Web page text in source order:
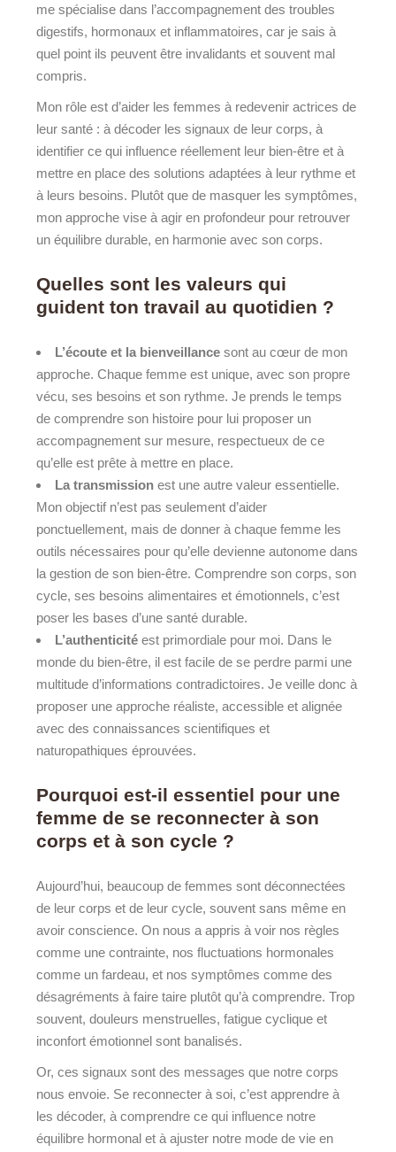
me spécialise dans l’accompagnement des troubles
digestifs, hormonaux et inflammatoires, car je sais à
quel point ils peuvent être invalidants et souvent mal
compris.
Mon rôle est d’aider les femmes à redevenir actrices de
leur santé : à décoder les signaux de leur corps, à
identifier ce qui influence réellement leur bien-être et à
mettre en place des solutions adaptées à leur rythme et
à leurs besoins. Plutôt que de masquer les symptômes,
mon approche vise à agir en profondeur pour retrouver
un équilibre durable, en harmonie avec son corps.
Quelles sont les valeurs qui
guident ton travail au quotidien ?
L’écoute et la bienveillance sont au cœur de mon
approche. Chaque femme est unique, avec son propre
vécu, ses besoins et son rythme. Je prends le temps
de comprendre son histoire pour lui proposer un
accompagnement sur mesure, respectueux de ce
qu’elle est prête à mettre en place.
La transmission est une autre valeur essentielle.
Mon objectif n’est pas seulement d’aider
ponctuellement, mais de donner à chaque femme les
outils nécessaires pour qu’elle devienne autonome dans
la gestion de son bien-être. Comprendre son corps, son
cycle, ses besoins alimentaires et émotionnels, c’est
poser les bases d’une santé durable.
L’authenticité est primordiale pour moi. Dans le
monde du bien-être, il est facile de se perdre parmi une
multitude d’informations contradictoires. Je veille donc à
proposer une approche réaliste, accessible et alignée
avec des connaissances scientifiques et
naturopathiques éprouvées.
Pourquoi est-il essentiel pour une
femme de se reconnecter à son
corps et à son cycle ?
Aujourd’hui, beaucoup de femmes sont déconnectées
de leur corps et de leur cycle, souvent sans même en
avoir conscience. On nous a appris à voir nos règles
comme une contrainte, nos fluctuations hormonales
comme un fardeau, et nos symptômes comme des
désagréments à faire taire plutôt qu’à comprendre. Trop
souvent, douleurs menstruelles, fatigue cyclique et
inconfort émotionnel sont banalisés.
Or, ces signaux sont des messages que notre corps
nous envoie. Se reconnecter à soi, c’est apprendre à
les décoder, à comprendre ce qui influence notre
équilibre hormonal et à ajuster notre mode de vie en